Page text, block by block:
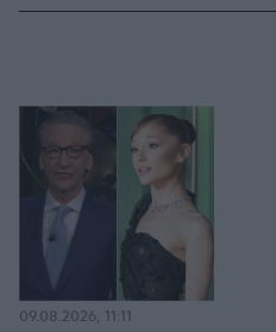
09.08.2026, 11:11